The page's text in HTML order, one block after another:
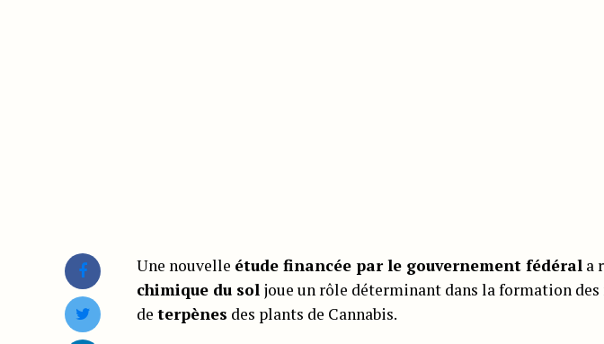
Une nouvelle étude financée par le gouvernement fédéral a
chimique du sol joue un rôle déterminant dans la formation des
de terpènes des plants de Cannabis.